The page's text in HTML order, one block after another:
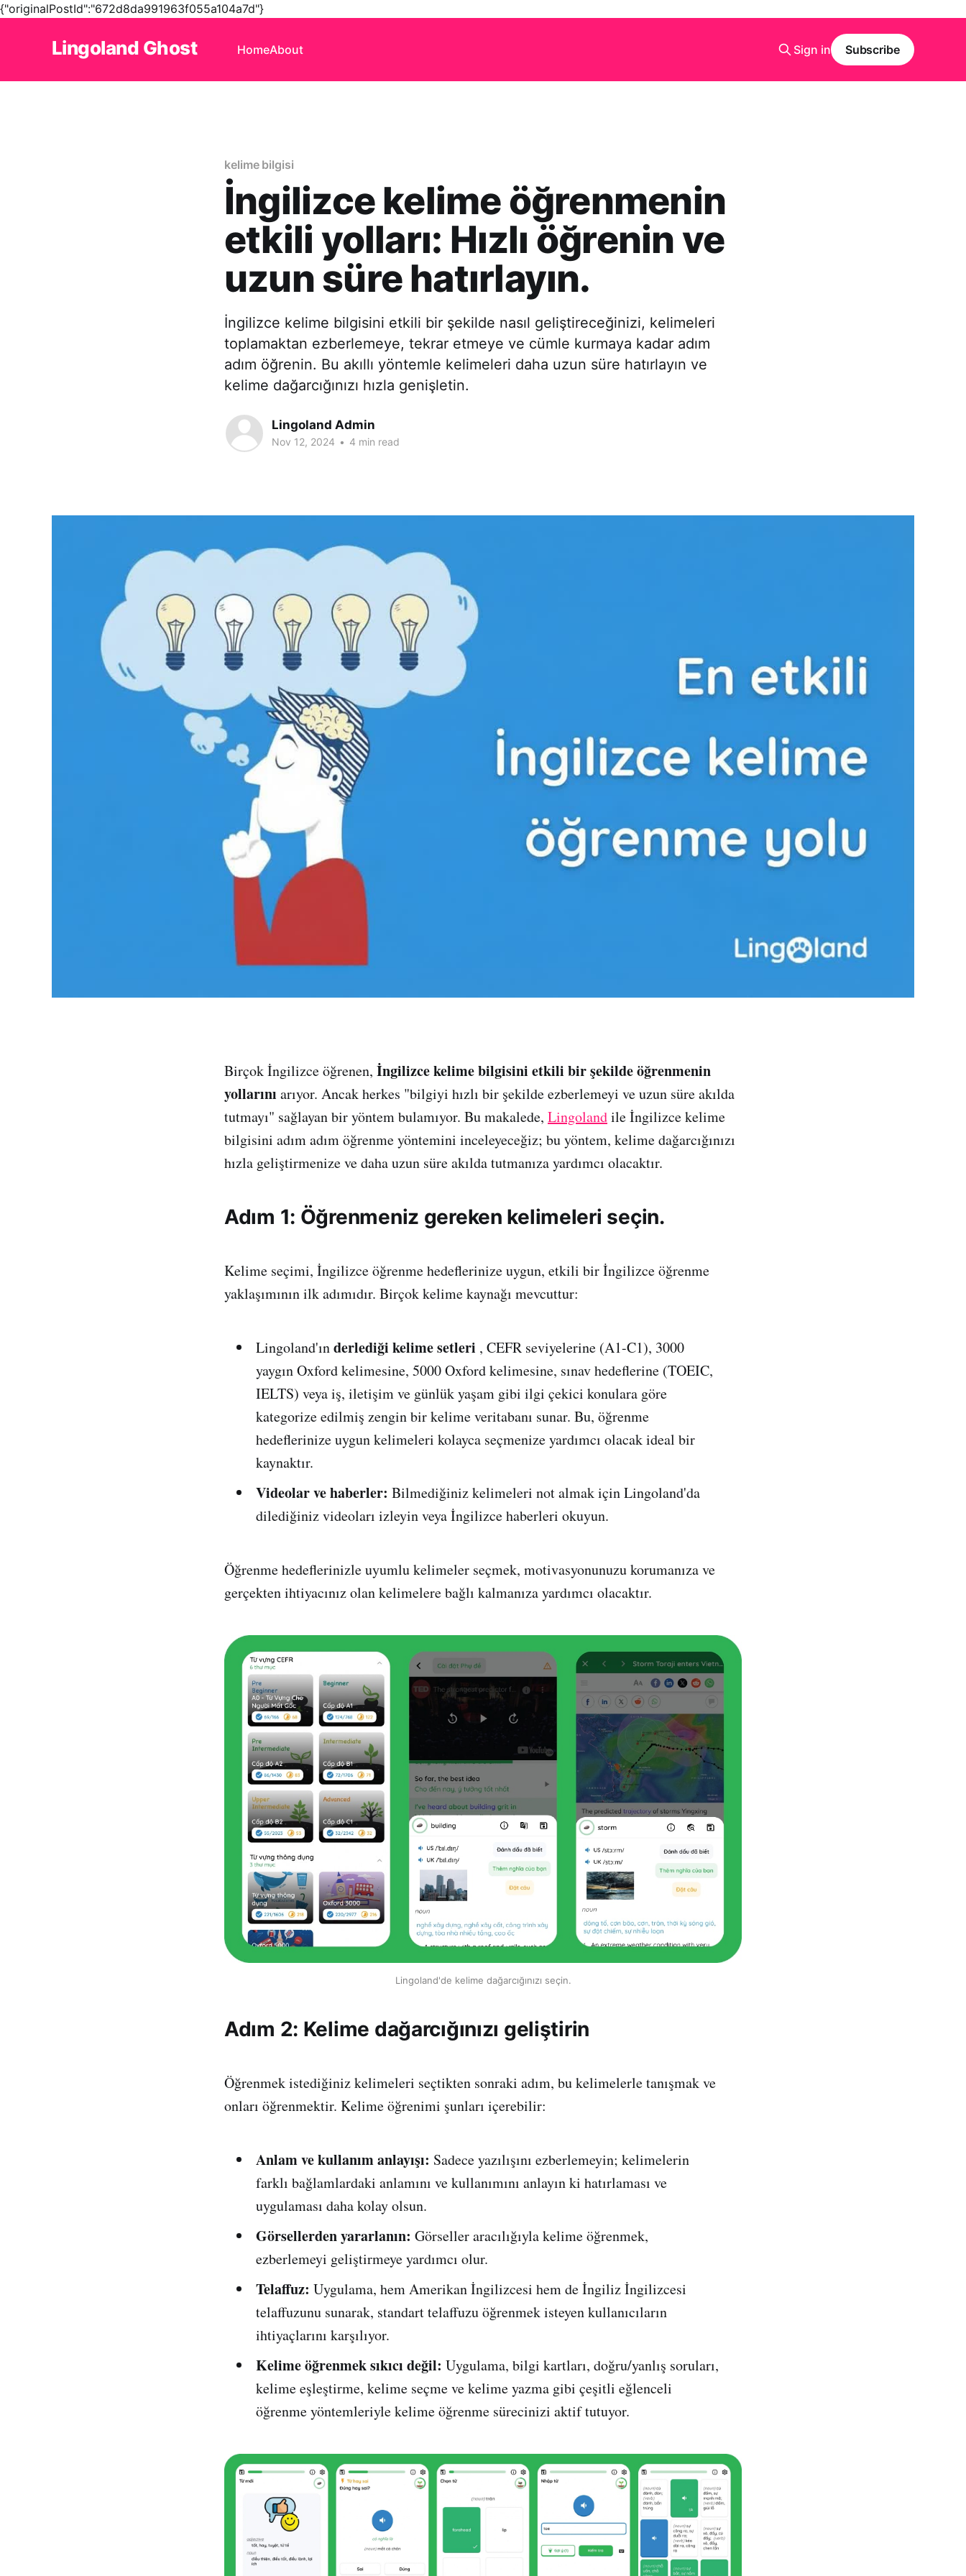
{"originalPostId":"672d8da991963f055a104a7d"}
Lingoland Ghost HomeAbout Sign in Subscribe
kelime bilgisi
İngilizce kelime öğrenmenin
etkili yolları: Hızlı öğrenin ve
uzun süre hatırlayın.
İngilizce kelime bilgisini etkili bir şekilde nasıl geliştireceğinizi, kelimeleri
toplamaktan ezberlemeye, tekrar etmeye ve cümle kurmaya kadar adım
adım öğrenin. Bu akıllı yöntemle kelimeleri daha uzun süre hatırlayın ve
kelime dağarcığınızı hızla genişletin.
Lingoland Admin
Nov 12, 2024 • 4 min read
Birçok İngilizce öğrenen, İngilizce kelime bilgisini etkili bir şekilde öğrenmenin
yollarını arıyor. Ancak herkes "bilgiyi hızlı bir şekilde ezberlemeyi ve uzun süre akılda
tutmayı" sağlayan bir yöntem bulamıyor. Bu makalede, Lingolandile İngilizce kelime
bilgisini adım adım öğrenme yöntemini inceleyeceğiz; bu yöntem, kelime dağarcığınızı
hızla geliştirmenize ve daha uzun süre akılda tutmanıza yardımcı olacaktır.
Adım 1: Öğrenmeniz gereken kelimeleri seçin.
Kelime seçimi, İngilizce öğrenme hedeflerinize uygun, etkili bir İngilizce öğrenme
yaklaşımının ilk adımıdır. Birçok kelime kaynağı mevcuttur:
Lingoland'ınderlediği kelime setleri , CEFR seviyelerine (A1-C1), 3000
yaygın Oxford kelimesine, 5000 Oxford kelimesine, sınav hedeflerine (TOEIC,
IELTS) veya iş, iletişim ve günlük yaşam gibi ilgi çekici konulara göre
kategorize edilmiş zengin bir kelime veritabanı sunar. Bu, öğrenme
hedeflerinize uygun kelimeleri kolayca seçmenize yardımcı olacak ideal bir
kaynaktır.
Videolar ve haberler: Bilmediğiniz kelimeleri not almak için Lingoland'da
dilediğiniz videoları izleyin veya İngilizce haberleri okuyun.
Öğrenme hedeflerinizle uyumlu kelimeler seçmek, motivasyonunuzu korumanıza ve
gerçekten ihtiyacınız olan kelimelere bağlı kalmanıza yardımcı olacaktır.
Lingoland'de kelime dağarcığınızı seçin.
Adım 2: Kelime dağarcığınızı geliştirin
Öğrenmek istediğiniz kelimeleri seçtikten sonraki adım, bu kelimelerle tanışmak ve
onları öğrenmektir. Kelime öğrenimi şunları içerebilir:
Anlam ve kullanım anlayışı: Sadece yazılışını ezberlemeyin; kelimelerin
farklı bağlamlardaki anlamını ve kullanımını anlayın ki hatırlaması ve
uygulaması daha kolay olsun.
Görsellerden yararlanın: Görseller aracılığıyla kelime öğrenmek,
ezberlemeyi geliştirmeye yardımcı olur.
Telaffuz: Uygulama, hem Amerikan İngilizcesi hem de İngiliz İngilizcesi
telaffuzunu sunarak, standart telaffuzu öğrenmek isteyen kullanıcıların
ihtiyaçlarını karşılıyor.
Kelime öğrenmek sıkıcı değil: Uygulama, bilgi kartları, doğru/yanlış soruları,
kelime eşleştirme, kelime seçme ve kelime yazma gibi çeşitli eğlenceli
öğrenme yöntemleriyle kelime öğrenme sürecinizi aktif tutuyor.